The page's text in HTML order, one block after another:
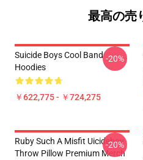
最高の売
Suicide Boys Cool Band
Hoodies
￥622,775 - ￥724,275
-20%
Ruby Such A Misfit Uicideboy
Throw Pillow Premium Merch
-20%